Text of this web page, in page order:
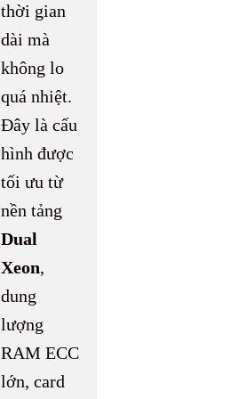
thời gian
dài mà
không lo
quá nhiệt.
Đây là cấu
hình được
tối ưu từ
nền tảng
Dual
Xeon,
dung
lượng
RAM ECC
lớn, card